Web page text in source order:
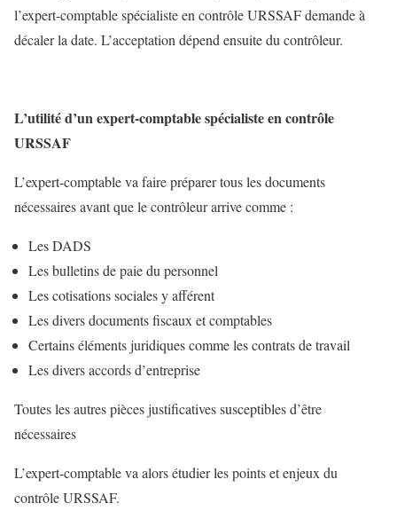
l’expert-comptable spécialiste en contrôle URSSAF demande à
décaler la date. L’acceptation dépend ensuite du contrôleur.
L’utilité d’un expert-comptable spécialiste en contrôle
URSSAF
L’expert-comptable va faire préparer tous les documents
nécessaires avant que le contrôleur arrive comme :
Les DADS
Les bulletins de paie du personnel
Les cotisations sociales y afférent
Les divers documents fiscaux et comptables
Certains éléments juridiques comme les contrats de travail
Les divers accords d’entreprise
Toutes les autres pièces justificatives susceptibles d’être
nécessaires
L’expert-comptable va alors étudier les points et enjeux du
contrôle URSSAF.